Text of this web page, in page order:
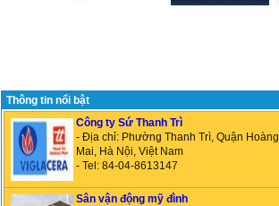
Thông tin nổi bật
Công ty Sứ Thanh Trì
- Địa chỉ: Phường Thanh Trì, Quận Hoàng
Mai, Hà Nội, Việt Nam
- Tel: 84-04-8613147
Sân vận động mỹ đình